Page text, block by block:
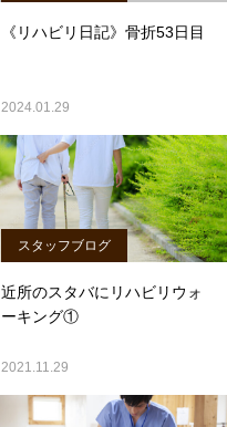
《リハビリ日記》骨折53日目
2024.01.29
スタッフブログ
近所のスタバにリハビリウォ
ーキング①
2021.11.29